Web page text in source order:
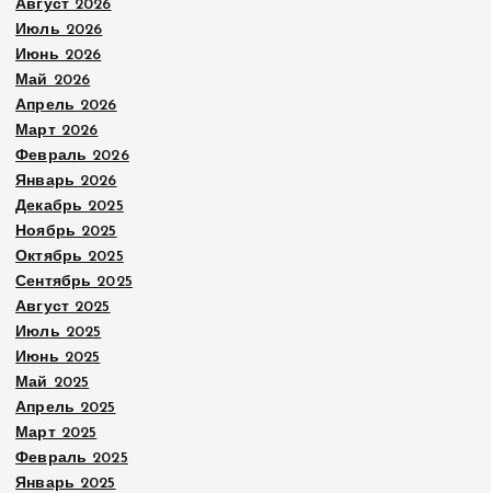
Август 2026
Июль 2026
Июнь 2026
Май 2026
Апрель 2026
Март 2026
Февраль 2026
Январь 2026
Декабрь 2025
Ноябрь 2025
Октябрь 2025
Сентябрь 2025
Август 2025
Июль 2025
Июнь 2025
Май 2025
Апрель 2025
Март 2025
Февраль 2025
Январь 2025